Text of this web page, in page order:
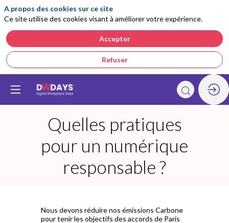
Quelles pratiques
pour un numérique
responsable ?
Nous devons réduire nos émissions Carbone
pour tenir les objectifs des accords de Paris
A propos des cookies sur ce site
Ce site utilise des cookies visant à améliorer votre expérience.
Accepter
Refuser